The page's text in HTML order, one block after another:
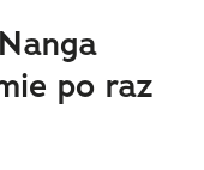
po raz